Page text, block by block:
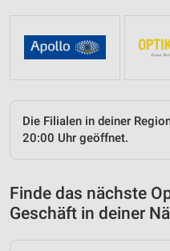
Die Filialen in deiner
20:00 Uhr geöffnet.
Finde das nächste
Geschäft in deiner